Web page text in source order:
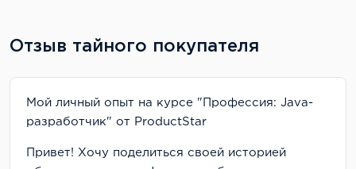
Отзыв тайного покупателя
Мой личный опыт на курсе "Профессия: Java-
разработчик" от ProductStar
Привет! Хочу поделиться своей историей